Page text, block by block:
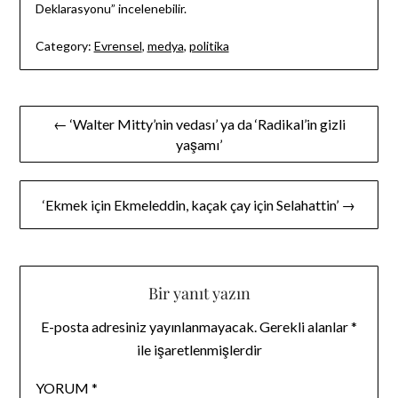
Deklarasyonu” incelenebilir.
Category: Evrensel, medya, politika
Yazı← ‘Walter Mitty’nin vedası’ ya da ‘Radikal’in gizli
yaşamı’
‘Ekmek için Ekmeleddin, kaçak çay için Selahattin’ →
Bir yanıt yazın
E-posta adresiniz yayınlanmayacak.Gerekli alanlar*
ile işaretlenmişlerdir
YORUM *